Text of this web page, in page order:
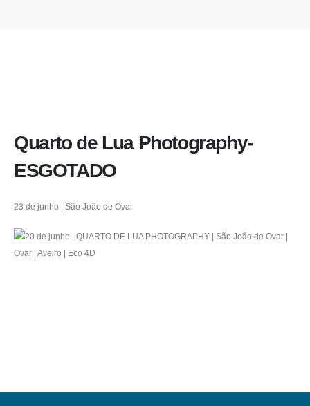
Quarto de Lua Photography-
ESGOTADO
23 de junho | São João de Ovar